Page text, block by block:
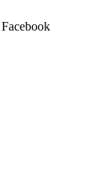
Facebook